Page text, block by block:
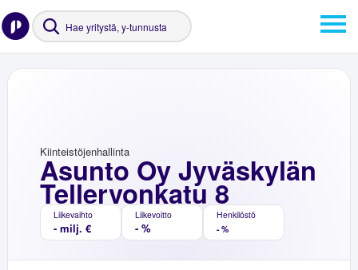
Asunto Oy Jyväskylän
Tellervonkatu 8
Kiinteistöjenhallinta
Liikevaihto
- milj. €
Liikevoitto
- %
Henkilöstö
- %